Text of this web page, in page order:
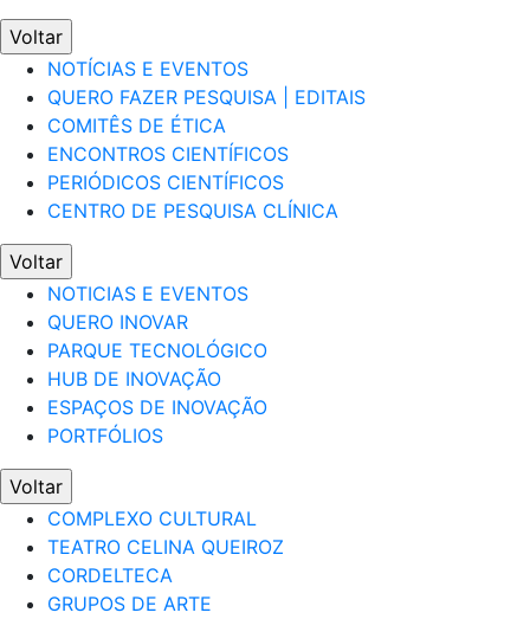
Voltar
NOTÍCIAS E EVENTOS
QUERO FAZER PESQUISA | EDITAIS
COMITÊS DE ÉTICA
ENCONTROS CIENTÍFICOS
PERIÓDICOS CIENTÍFICOS
CENTRO DE PESQUISA CLÍNICA
Voltar
NOTICIAS E EVENTOS
QUERO INOVAR
PARQUE TECNOLÓGICO
HUB DE INOVAÇÃO
ESPAÇOS DE INOVAÇÃO
PORTFÓLIOS
Voltar
COMPLEXO CULTURAL
TEATRO CELINA QUEIROZ
CORDELTECA
GRUPOS DE ARTE